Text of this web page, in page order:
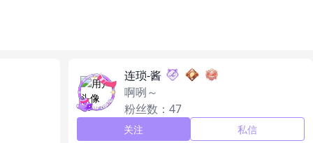
连琐-酱
啊咧～
粉丝数：47
关注 私信